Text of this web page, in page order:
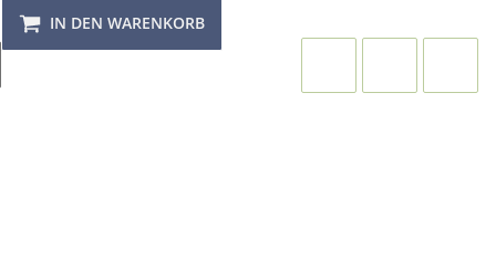
IN DEN WARENKORB